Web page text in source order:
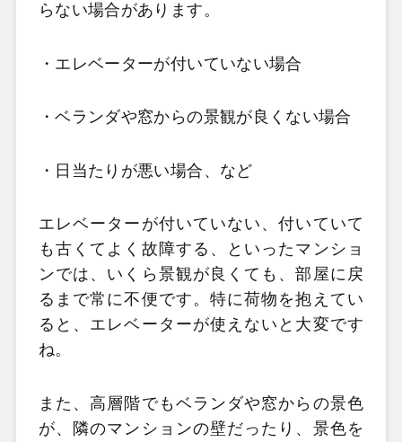
らない場合があります。
・エレベーターが付いていない場合
・ベランダや窓からの景観が良くない場合
・日当たりが悪い場合、など
エレベーターが付いていない、付いていて
も古くてよく故障する、といったマンショ
ンでは、いくら景観が良くても、部屋に戻
るまで常に不便です。特に荷物を抱えてい
ると、エレベーターが使えないと大変です
ね。
また、高層階でもベランダや窓からの景色
が、隣のマンションの壁だったり、景色を